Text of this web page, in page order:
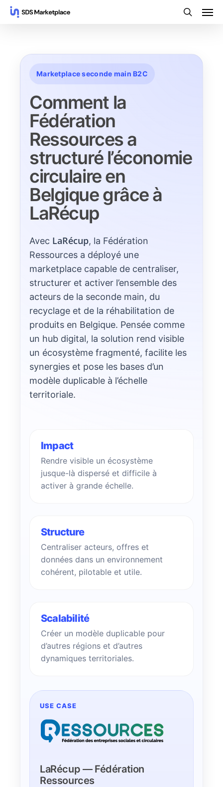
Skip
Marketplace seconde main B2C
Comment la
Fédération
Ressources a
structuré l’économie
circulaire en
Belgique grâce à
LaRécup
Avec LaRécup, la Fédération
Ressources a déployé une
marketplace capable de centraliser,
structurer et activer l’ensemble des
acteurs de la seconde main, du
recyclage et de la réhabilitation de
produits en Belgique. Pensée comme
un hub digital, la solution rend visible
un écosystème fragmenté, facilite les
synergies et pose les bases d’un
modèle duplicable à l’échelle
territoriale.
Impact
Rendre visible un écosystème
jusque-là dispersé et difficile à
activer à grande échelle.
Structure
Centraliser acteurs, offres et
données dans un environnement
cohérent, pilotable et utile.
Scalabilité
Créer un modèle duplicable pour
d’autres régions et d’autres
dynamiques territoriales.
USE CASE
LaRécup — Fédération
Ressources